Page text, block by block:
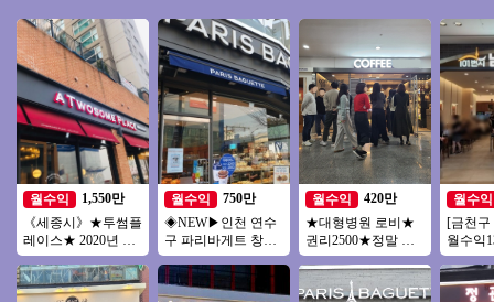
월수익
1,550만
《세종시》★투썸플
레이스★ 2020년 신
형매장 월 6000 매출
특급 양도양수
월수익
750만
◈NEW▶인천 연수
구 파리바게트 창업
◀ 평균매출 6,000만
↑／고수익/풀오토
월수익
420만
★대형병원 로비★
권리2500★정말 이
가격★커피점인수창
업★투잡,초보,소자
본
월수익
[금천구
월수익
수 깔끔
매출꾸
까스!